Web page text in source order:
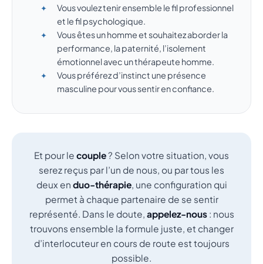
Vous voulez tenir ensemble le fil professionnel
et le fil psychologique.
Vous êtes un homme et souhaitez aborder la
performance, la paternité, l’isolement
émotionnel avec un thérapeute homme.
Vous préférez d’instinct une présence
masculine pour vous sentir en confiance.
Et pour le couple? Selon votre situation, vous
serez reçus par l’un de nous, ou par tous les
deux en duo-thérapie, une configuration qui
permet à chaque partenaire de se sentir
représenté. Dans le doute, appelez-nous: nous
trouvons ensemble la formule juste, et changer
d’interlocuteur en cours de route est toujours
possible.